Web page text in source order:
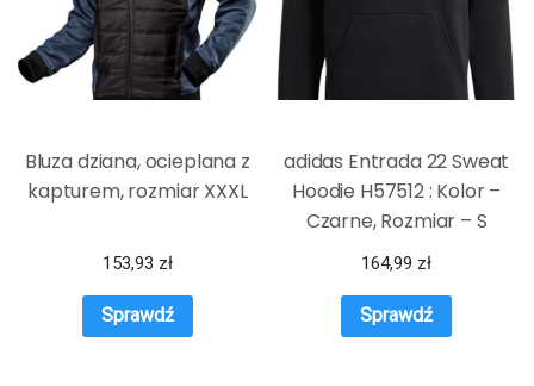
Bluza dziana, ocieplana z
kapturem, rozmiar XXXL
153,93 zł
Sprawdź
adidas Entrada 22 Sweat
Hoodie H57512 : Kolor –
Czarne, Rozmiar – S
164,99 zł
Sprawdź